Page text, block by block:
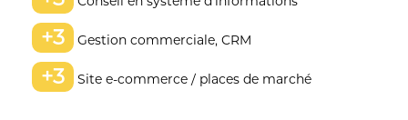
+3 Gestion commerciale, CRM
+3 Site e-commerce / places de marché